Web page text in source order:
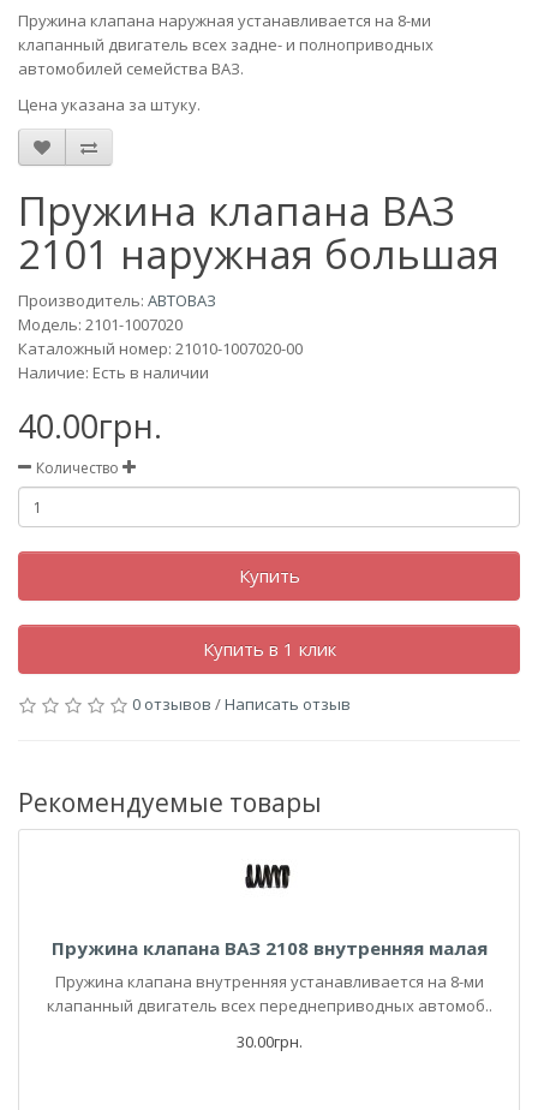
Пружина клапана наружная устанавливается на 8-ми
клапанный двигатель всех задне- и полноприводных
автомобилей семейства ВАЗ.
Цена указана за штуку.
Пружина клапана ВАЗ
2101 наружная большая
Производитель: АВТОВАЗ
Модель: 2101-1007020
Каталожный номер: 21010-1007020-00
Наличие: Есть в наличии
40.00грн.
Количество
Купить
Купить в 1 клик
0 отзывов /Написать отзыв
Рекомендуемые товары
Пружина клапана ВАЗ 2108 внутренняя малая
Пружина клапана внутренняя устанавливается на 8-ми
клапанный двигатель всех переднеприводных автомоб..
30.00грн.